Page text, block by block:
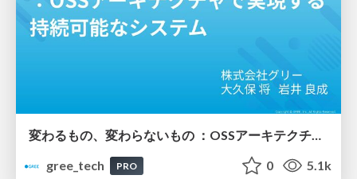
gree_tech
PRO 0 5.1k